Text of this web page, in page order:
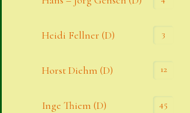
Heidi Fellner (D) 3
Horst Diehm (D) 12
Inge Thiem (D) 45